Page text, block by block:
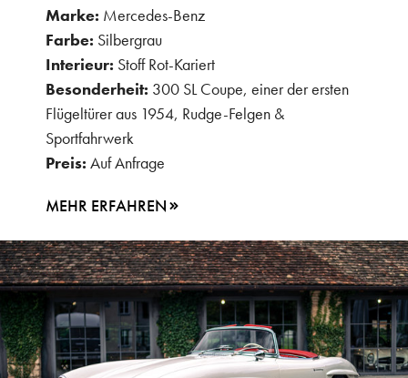
Marke: Mercedes-Benz
Farbe: Silbergrau
Interieur: Stoff Rot-Kariert
Besonderheit: 300 SL Coupe, einer der ersten
Flügeltürer aus 1954, Rudge-Felgen &
Sportfahrwerk
Preis: Auf Anfrage
MEHR ERFAHREN